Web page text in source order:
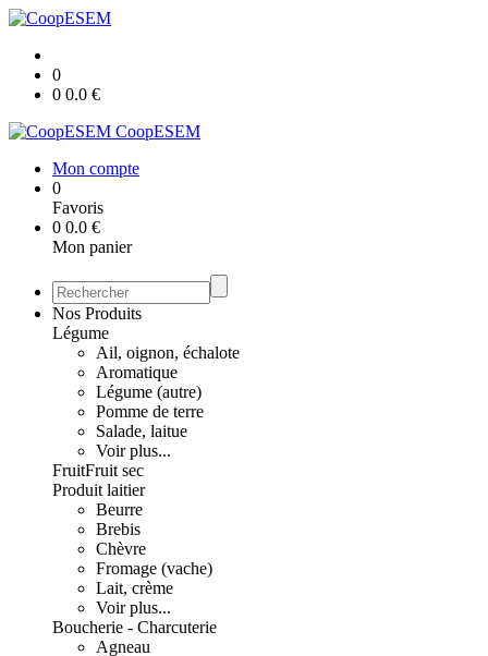
0
0 0.0 €
CoopESEM
Mon compte
0
Favoris
0 0.0 €
Mon panier
Nos Produits
Légume
Ail, oignon, échalote
Aromatique
Légume (autre)
Pomme de terre
Salade, laitue
Voir plus...
FruitFruit sec
Produit laitier
Beurre
Brebis
Chèvre
Fromage (vache)
Lait, crème
Voir plus...
Boucherie - Charcuterie
Agneau